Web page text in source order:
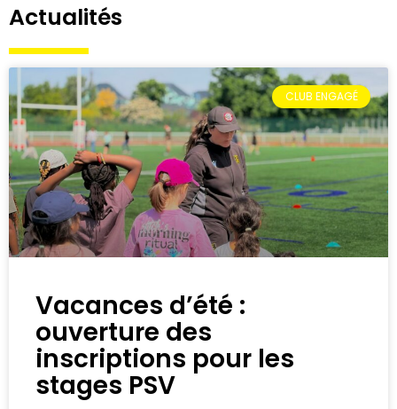
Actualités
CLUB ENGAGÉ
Vacances d’été :
ouverture des
inscriptions pour les
stages PSV